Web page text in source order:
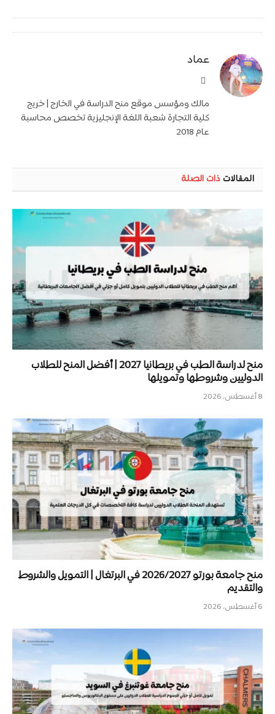
عماد
مالك ومؤسس موقع منح الدراسة في الخارج | خريج
كلية التجارة شعبة اللغة الإنجليزية تخصص محاسبة
عام 2018
المقالاتذات الصلة
منح لدراسة الطب في بريطانيا 2027 | أفضل المنح للطلاب
الدوليين وشروطها وتمويلها
8 أغسطس، 2026
منح جامعة بورتو 2026/2027 في البرتغال | التمويل والشروط
والتقديم
6 أغسطس، 2026